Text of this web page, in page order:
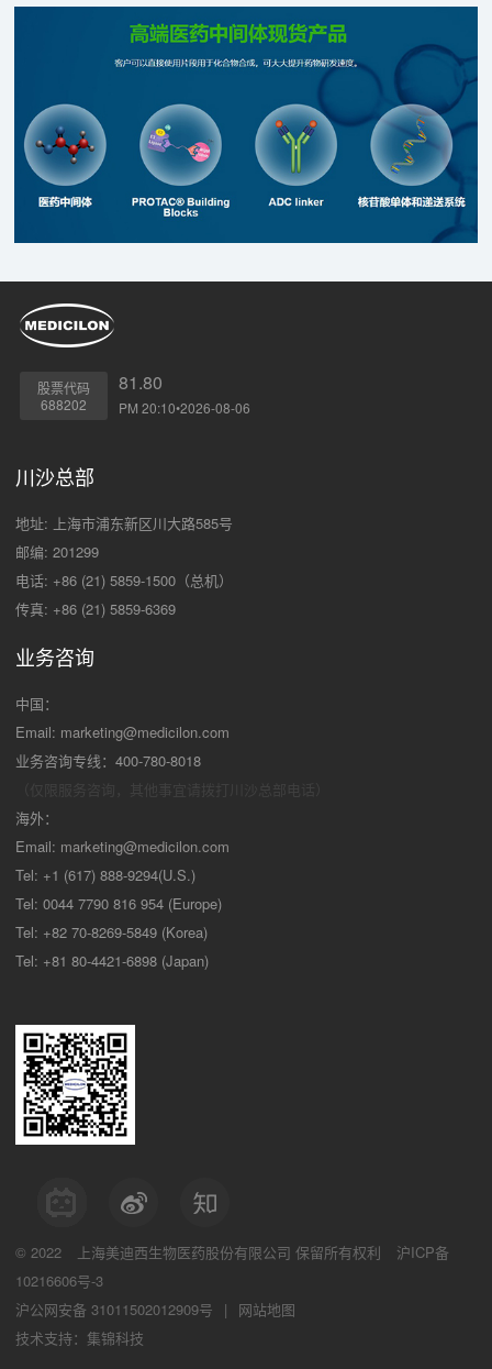
股票代码
688202
81.80
PM 20:10•2026-08-06
川沙总部
地址: 上海市浦东新区川大路585号
邮编: 201299
电话: +86 (21) 5859-1500（总机）
传真: +86 (21) 5859-6369
业务咨询
中国：
Email: marketing@medicilon.com
业务咨询专线：400-780-8018
海外：
Email: marketing@medicilon.com
Tel: +1 (617) 888-9294(U.S.)
Tel: 0044 7790 816 954 (Europe)
Tel: +82 70-8269-5849 (Korea)
Tel: +81 80-4421-6898 (Japan)
© 2022 上海美迪西生物医药股份有限公司 保留所有权利
沪ICP备
10216606号-3
沪公网安备 31011502012909号
|
网站地图
技术支持：集锦科技